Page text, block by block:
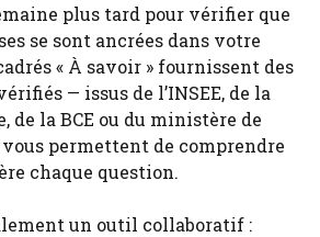
plus tard pour vérifier que
se sont ancrées dans votre
« À savoir » fournissent des
— issus de l’INSEE, de la
de la BCE ou du ministère de
permettent de comprendre
chaque question.
un outil collaboratif :